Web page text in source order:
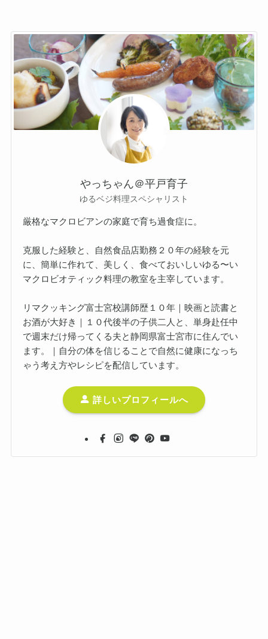
やっちゃん＠平戸育子
ゆるベジ料理スペシャリスト
厳格なマクロビアンの家庭で育ち過食症に。
克服した経験と、自然食品店勤務２０年の経験を元
に、簡単に作れて、美しく、食べておいしいゆる〜い
マクロビオティック料理の教室を主宰しています。
リマクッキング富士宮校講師歴１０年｜映画と読書と
お酒が大好き｜１０代後半の子供二人と、単身赴任中
で週末だけ帰ってくる夫と静岡県富士宮市に住んでい
ます。｜自分の体を信じることで自然に健康になっち
ゃう考え方やレシピを配信しています。
詳しいプロフィールへ